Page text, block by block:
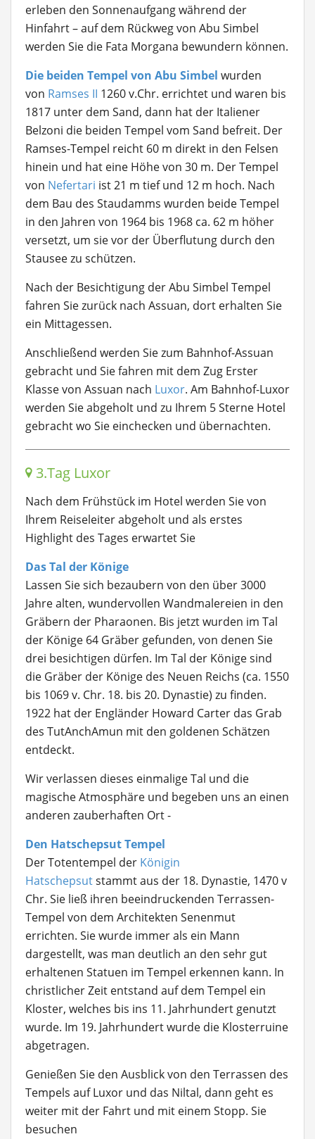
erleben den Sonnenaufgang während der
Hinfahrt – auf dem Rückweg von Abu Simbel
werden Sie die Fata Morgana bewundern können.
Die beiden Tempel von Abu Simbel wurden
von Ramses II 1260 v.Chr. errichtet und waren bis
1817 unter dem Sand, dann hat der Italiener
Belzoni die beiden Tempel vom Sand befreit. Der
Ramses-Tempel reicht 60 m direkt in den Felsen
hinein und hat eine Höhe von 30 m. Der Tempel
von Nefertari ist 21 m tief und 12 m hoch. Nach
dem Bau des Staudamms wurden beide Tempel
in den Jahren von 1964 bis 1968 ca. 62 m höher
versetzt, um sie vor der Überflutung durch den
Stausee zu schützen.
Nach der Besichtigung der Abu Simbel Tempel
fahren Sie zurück nach Assuan, dort erhalten Sie
ein Mittagessen.
Anschließend werden Sie zum Bahnhof-Assuan
gebracht und Sie fahren mit dem Zug Erster
Klasse von Assuan nach Luxor. Am Bahnhof-Luxor
werden Sie abgeholt und zu Ihrem 5 Sterne Hotel
gebracht wo Sie einchecken und übernachten.
3.Tag Luxor
Nach dem Frühstück im Hotel werden Sie von
Ihrem Reiseleiter abgeholt und als erstes
Highlight des Tages erwartet Sie
Das Tal der Könige
Lassen Sie sich bezaubern von den über 3000
Jahre alten, wundervollen Wandmalereien in den
Gräbern der Pharaonen. Bis jetzt wurden im Tal
der Könige 64 Gräber gefunden, von denen Sie
drei besichtigen dürfen. Im Tal der Könige sind
die Gräber der Könige des Neuen Reichs (ca. 1550
bis 1069 v. Chr. 18. bis 20. Dynastie) zu finden.
1922 hat der Engländer Howard Carter das Grab
des TutAnchAmun mit den goldenen Schätzen
entdeckt.
Wir verlassen dieses einmalige Tal und die
magische Atmosphäre und begeben uns an einen
anderen zauberhaften Ort -
Den Hatschepsut Tempel
Der Totentempel der Königin
Hatschepsutstammt aus der 18. Dynastie, 1470 v
Chr. Sie ließ ihren beeindruckenden Terrassen-
Tempel von dem Architekten Senenmut
errichten. Sie wurde immer als ein Mann
dargestellt, was man deutlich an den sehr gut
erhaltenen Statuen im Tempel erkennen kann. In
christlicher Zeit entstand auf dem Tempel ein
Kloster, welches bis ins 11. Jahrhundert genutzt
wurde. Im 19. Jahrhundert wurde die Klosterruine
abgetragen.
Genießen Sie den Ausblick von den Terrassen des
Tempels auf Luxor und das Niltal, dann geht es
weiter mit der Fahrt und mit einem Stopp. Sie
besuchen